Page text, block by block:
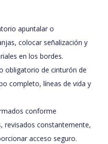
apuntalar o
colocar señalización y
en los bordes.
obligatorio de cinturón de
completo, líneas de vida y
conforme
revisados constantemente,
acceso seguro.